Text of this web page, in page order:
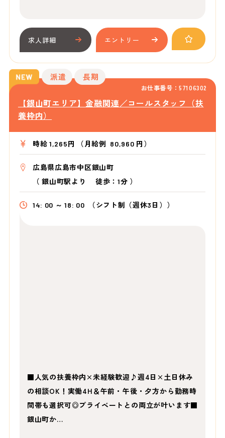
求人詳細 エントリー
お仕事番号：57106302
派遣 長期
【銀山町エリア】金融関連／コールスタッフ（扶
養枠内）
時給 1,265円 （月給例 80,960 円）
広島県広島市中区銀山町
（銀山町駅より 徒歩：1分 ）
14: 00 ～ 18: 00 （シフト制（週休3日））
■人気の扶養枠内×未経験歓迎♪週4日×土日休み
の相談OK！実働4H＆午前・午後・夕方から勤務時
間帯も選択可◎プライベートとの両立が叶います■
銀山町か…